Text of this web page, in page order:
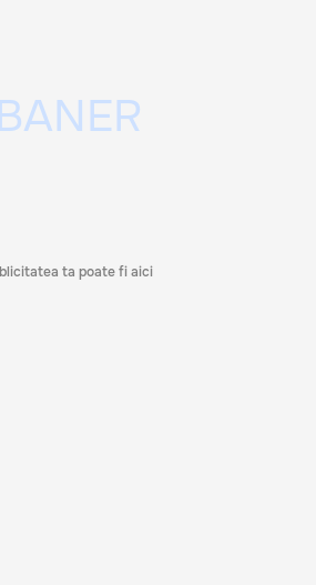
ta poate fi aici